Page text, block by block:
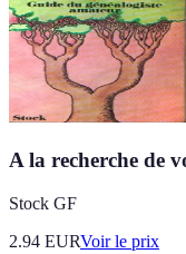
A la recherche de
Stock GF
2.94 EURVoir le prix